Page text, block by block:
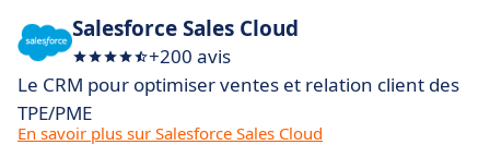
Salesforce Sales Cloud
+200 avis
Le CRM pour optimiser ventes et relation client des
TPE/PME
En savoir plus sur Salesforce Sales Cloud